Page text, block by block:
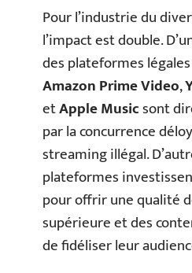
Pour l’industrie du
l’impact est double.
des plateformes
Amazon Prime Video,
etApple Musicsont
par la concurrence
streaming illégal.
plateformes
pour offrir une qualité
supérieure et des
de fidéliser leur